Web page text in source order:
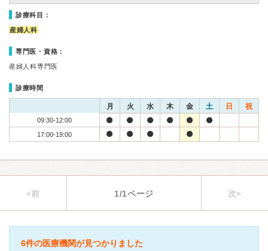
診療科目：
産婦人科
専門医・資格：
産婦人科専門医
診療時間
月 火 水 木 金 土 日 祝
09:30-12:00
17:00-19:00
«前 1/1ページ 次»
6件の医療機関が見つかりました